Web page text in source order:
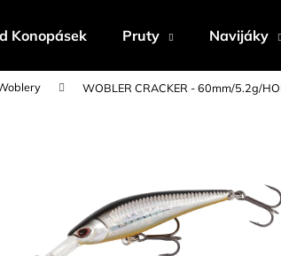
Konopásek Pruty Navijáky
WOBLER CRACKER - 60mm/5.2g/
potřebujete najít?
Doporučujeme